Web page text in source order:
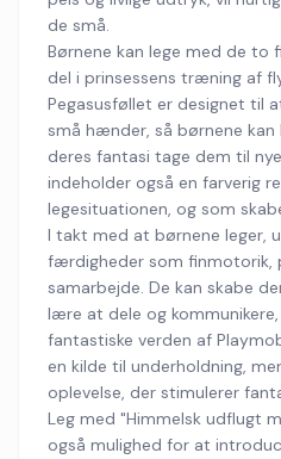
de små.
Børnene kan lege med de to
del i prinsessens træning af
Pegasusføllet er designet til
små hænder, så børnene
deres fantasi tage dem til
indeholder også en farverig
legesituationen, og som
I takt med at børnene leger,
færdigheder som finmotorik,
samarbejde. De kan skabe
lære at dele og
fantastiske verden af
en kilde til underholdning,
oplevelse, der stimulerer
Leg med "Himmelsk udflugt
også mulighed for at